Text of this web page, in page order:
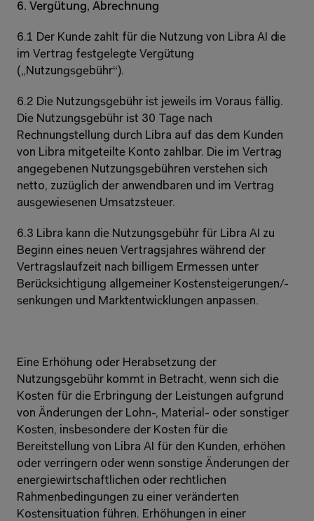
6. Vergütung, Abrechnung
6.1 Der Kunde zahlt für die Nutzung von Libra AI die
im Vertrag festgelegte Vergütung
(„Nutzungsgebühr“).
6.2 Die Nutzungsgebühr ist jeweils im Voraus fällig.
Die Nutzungsgebühr ist 30 Tage nach
Rechnungstellung durch Libra auf das dem Kunden
von Libra mitgeteilte Konto zahlbar. Die im Vertrag
angegebenen Nutzungsgebühren verstehen sich
netto, zuzüglich der anwendbaren und im Vertrag
ausgewiesenen Umsatzsteuer.
6.3 Libra kann die Nutzungsgebühr für Libra AI zu
Beginn eines neuen Vertragsjahres während der
Vertragslaufzeit nach billigem Ermessen unter
Berücksichtigung allgemeiner Kostensteigerungen/-
senkungen und Marktentwicklungen anpassen.
Eine Erhöhung oder Herabsetzung der
Nutzungsgebühr kommt in Betracht, wenn sich die
Kosten für die Erbringung der Leistungen aufgrund
von Änderungen der Lohn-, Material- oder sonstiger
Kosten, insbesondere der Kosten für die
Bereitstellung von Libra AI für den Kunden, erhöhen
oder verringern oder wenn sonstige Änderungen der
energiewirtschaftlichen oder rechtlichen
Rahmenbedingungen zu einer veränderten
Kostensituation führen. Erhöhungen in einer